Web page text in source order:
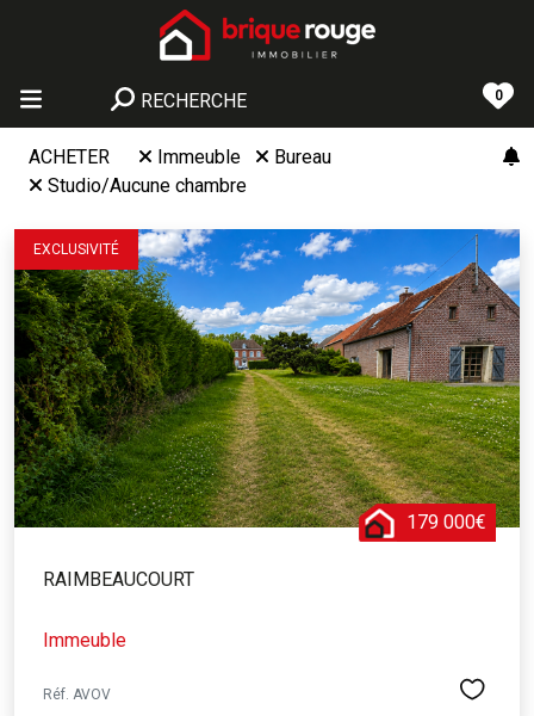
RECHERCHE 0
ACHETER Immeuble
Bureau
Studio/Aucune chambre
EXCLUSIVITÉ
179 000€
RAIMBEAUCOURT
Immeuble
Réf. AVOV